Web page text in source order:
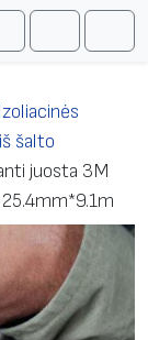
AccountCart
Izoliacinės
šalto
juosta 3M